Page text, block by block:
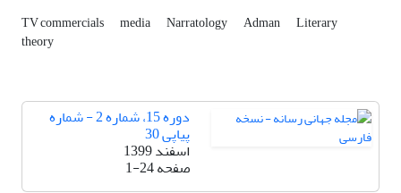
TV commercials media Narratology Adman Literary
theory
دوره 15، شماره 2 - شماره
پیاپی 30
اسفند 1399
صفحه1-24